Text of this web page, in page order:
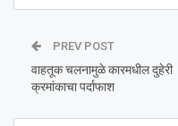
PREV POST
वाहतूक चलनामुळे कारमधील दुहेरी
क्रमांकाचा पर्दाफाश